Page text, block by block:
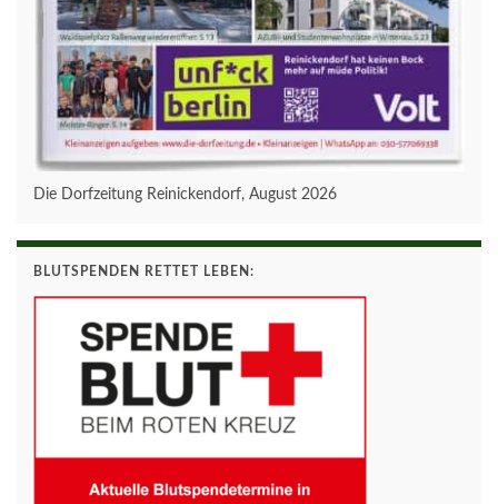
Die Dorfzeitung Reinickendorf, August 2026
BLUTSPENDEN RETTET LEBEN: